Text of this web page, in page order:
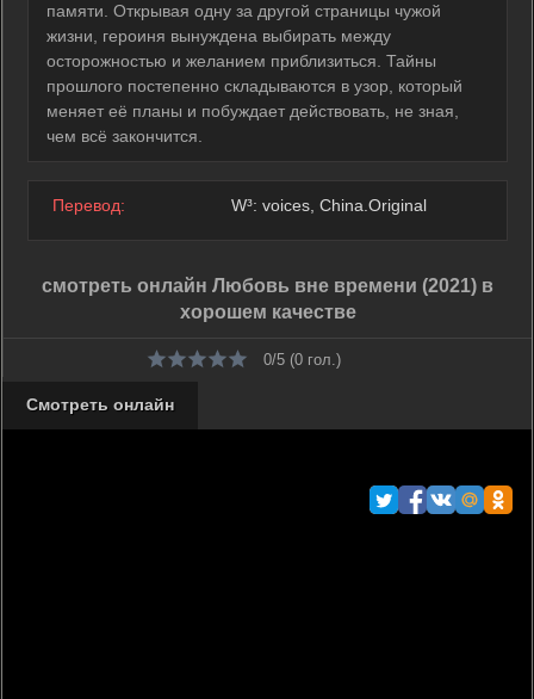
памяти. Открывая одну за другой страницы чужой
жизни, героиня вынуждена выбирать между
осторожностью и желанием приблизиться. Тайны
прошлого постепенно складываются в узор, который
меняет её планы и побуждает действовать, не зная,
чем всё закончится.
Перевод: W³: voices, China.Original
смотреть онлайн Любовь вне времени (2021) в
хорошем качестве
0/5 (0 гол.)
Смотреть онлайн